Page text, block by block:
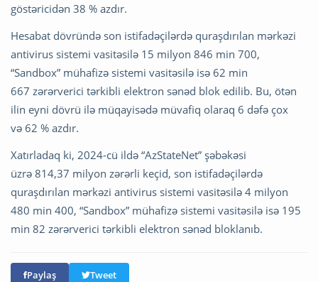
göstəricidən 38 % azdır.
Hesabat dövründə son istifadəçilərdə quraşdırılan mərkəzi
antivirus sistemi vasitəsilə 15 milyon 846 min 700,
“Sandbox” mühafizə sistemi vasitəsilə isə 62 min
667 zərərverici tərkibli elektron sənəd blok edilib. Bu, ötən
ilin eyni dövrü ilə müqayisədə müvafiq olaraq 6 dəfə çox
və 62 % azdır.
Xatırladaq ki, 2024-cü ildə “AzStateNet” şəbəkəsi
üzrə 814,37 milyon zərərli keçid, son istifadəçilərdə
quraşdırılan mərkəzi antivirus sistemi vasitəsilə 4 milyon
480 min 400, “Sandbox” mühafizə sistemi vasitəsilə isə 195
min 82 zərərverici tərkibli elektron sənəd bloklanıb.
Paylaş Tweet